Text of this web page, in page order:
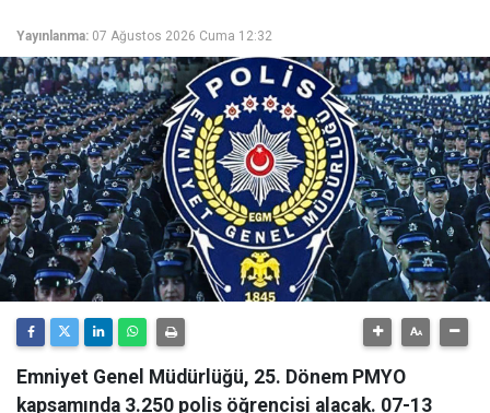
Yayınlanma: 07 Ağustos 2026 Cuma 12:32
Emniyet Genel Müdürlüğü, 25. Dönem PMYO
kapsamında 3.250 polis öğrencisi alacak. 07-13